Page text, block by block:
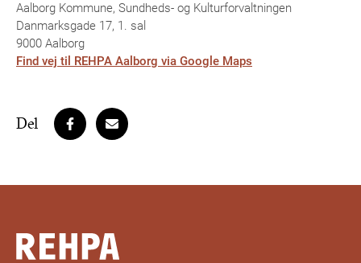
Aalborg Kommune, Sundheds- og Kulturforvaltningen
Danmarksgade 17, 1. sal
9000 Aalborg
Find vej til REHPA Aalborg via Google Maps
Del